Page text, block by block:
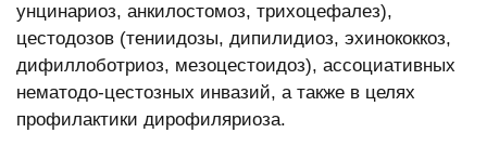
унцинариоз, анкилостомоз, трихоцефалез),
цестодозов (тениидозы, дипилидиоз, эхинококкоз,
дифиллоботриоз, мезоцестоидоз), ассоциативных
нематодо-цестозных инвазий, а также в целях
профилактики дирофиляриоза.